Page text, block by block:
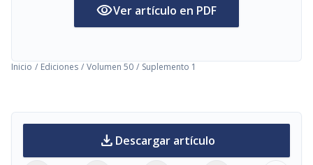
visibilityVer artículo en PDF
Inicio / Ediciones / Volumen 50 / Suplemento 1
download Descargar artículo